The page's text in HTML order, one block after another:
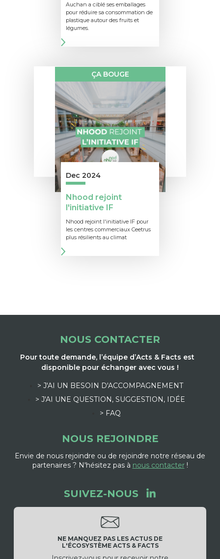
Auchan a ciblé ses emballages
pour réduire sa consommation de
plastique autour des fruits et
légumes.
ÇA BOUGE
Dec 2024
Nhood rejoint
l'initiative IF
Nhood rejoint l'initiative IF pour
les centres commerciaux Ceetrus
plus résilients au climat
NOUS CONTACTER
Pour toute demande, l’équipe d’Acts & Facts est
disponible pour échanger avec vous !
> J'AI UN BESOIN D'ACCOMPAGNEMENT
> J'AI UNE QUESTION, SUGGESTION, IDÉE
> FAQ
NOUS REJOINDRE
Envie de nous rejoindre ou de rejoindre notre réseau de
partenaires ? N'hésitez pas à nous contacter!
SUIVEZ-NOUS
NE MANQUEZ PAS LES ACTUS DE
L'ÉCOSYSTÈME ACTS & FACTS